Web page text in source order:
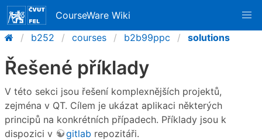
CourseWare Wiki
b252
courses b2b99ppc solutions
Řešené příklady
V této sekci jsou řešení komplexnějších projektů,
zejména v QT. Cílem je ukázat aplikaci některých
principů na konkrétních případech. Příklady jsou k
dispozici v
gitlab repozitáři.